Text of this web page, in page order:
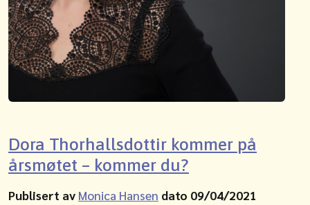
Dora Thorhallsdottir kommer på
årsmøtet – kommer du?
Publisert av Monica Hansen dato 09/04/2021